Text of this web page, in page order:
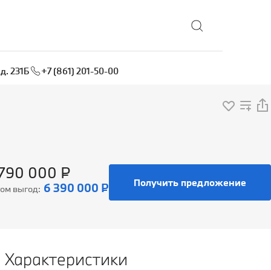
+7 (861) 201-50-00
231Б
000 ₽
выгод: 6 390 000 ₽ Получить предложение
Характеристики